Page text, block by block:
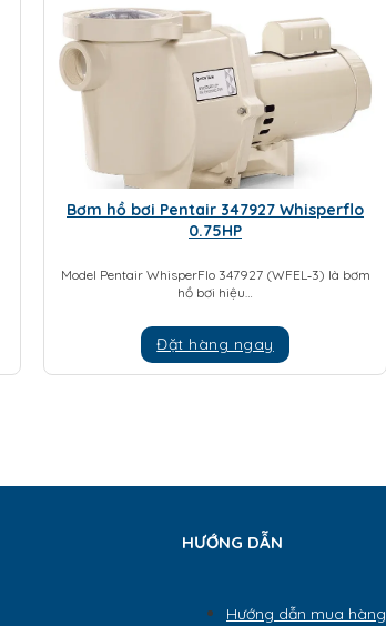
Bơm hồ bơi Pentair 347927 Whisperflo
0.75HP
Model Pentair WhisperFlo 347927 (WFEL‑3) là bơm
hồ bơi hiệu…
Đặt hàng ngay
HƯỚNG DẪN
Hướng dẫn mua hàng